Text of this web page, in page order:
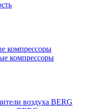
компрессоры
компрессоры
воздуха BERG